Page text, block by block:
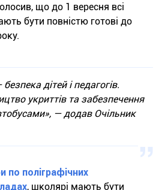
що до 1 вересня всі
бути повністю готові до
дітей і педагогів.
укриттів та забезпечення
— додав Очільник
по поліграфічних
, школярі мають бути